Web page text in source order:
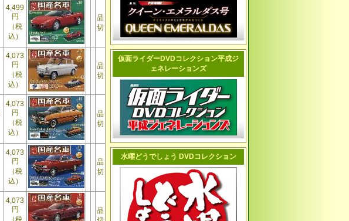
4,499
円
（税
込）
品
切
4,073
円
（税
込）
品
切
4,073
円
（税
込）
品
切
4,073
円
（税
込）
品
切
4,073
円
（税
品
仮面ライダーDVDコレクション平成ジ
ェネレーションズ
水曜どうでしょう DVDコレクション